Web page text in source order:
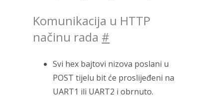
Komunikacija u HTTP
načinu rada #
Svi hex bajtovi nizova poslani u
POST tijelu bit će proslijeđeni na
UART1 ili UART2 i obrnuto.